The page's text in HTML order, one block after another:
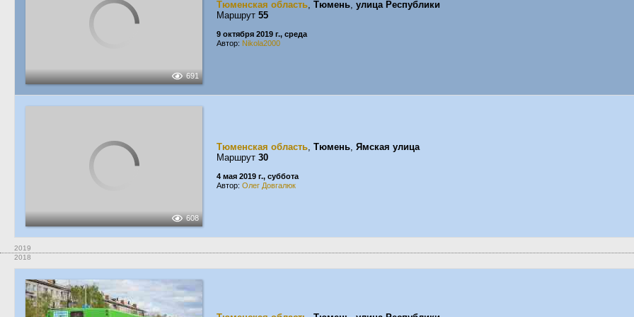
691
Тюменская область, Тюмень, улица Республики
Маршрут 55
9 октября 2019 г., среда
Автор: Nikola2000
608
Тюменская область, Тюмень, Ямская улица
Маршрут 30
4 мая 2019 г., суббота
Автор: Олег Довгалюк
2019
2018